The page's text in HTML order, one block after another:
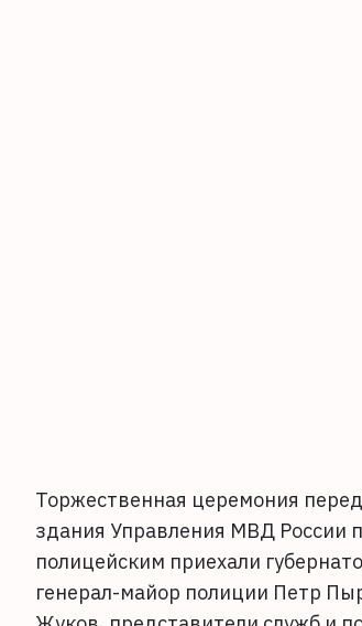
Торжественная церемония
здания Управления МВД России
полицейским приехали
генерал-майор полиции Петр